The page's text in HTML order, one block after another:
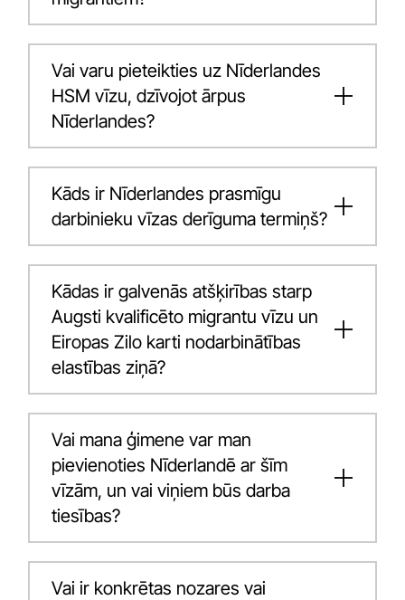
Vai varu pieteikties uz Nīderlandes
HSM vīzu, dzīvojot ārpus
Nīderlandes?
Kāds ir Nīderlandes prasmīgu
darbinieku vīzas derīguma termiņš?
Kādas ir galvenās atšķirības starp
Augsti kvalificēto migrantu vīzu un
Eiropas Zilo karti nodarbinātības
elastības ziņā?
Vai mana ģimene var man
pievienoties Nīderlandē ar šīm
vīzām, un vai viņiem būs darba
tiesības?
Vai ir konkrētas nozares vai